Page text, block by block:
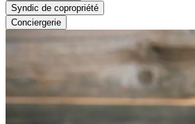
Syndic de copropriété
Conciergerie